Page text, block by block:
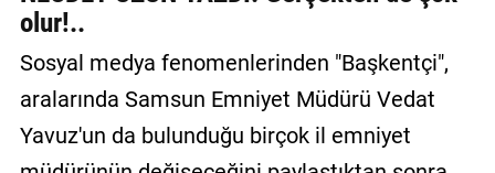
GALERİ
VİDEO
YAZARLAR
BİZE
olur!..
Sosyal medya fenomenlerinden "Başkentçi",
aralarında Samsun Emniyet Müdürü Vedat
Yavuz'un da bulunduğu birçok il emniyet